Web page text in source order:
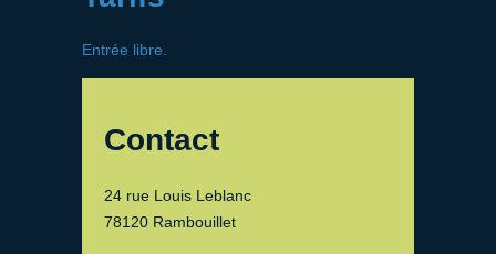
Entrée libre.
Contact
24 rue Louis Leblanc
78120 Rambouillet